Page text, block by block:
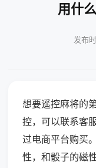
用什
发布
想要遥控麻将的
控，可以联系客
过电商平台购买
性，和骰子的磁